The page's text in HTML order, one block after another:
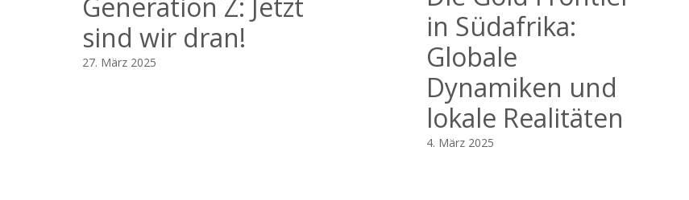
sind wir dran!
27. März 2025
in Südafrika:
Globale
Dynamiken und
lokale Realitäten
4. März 2025